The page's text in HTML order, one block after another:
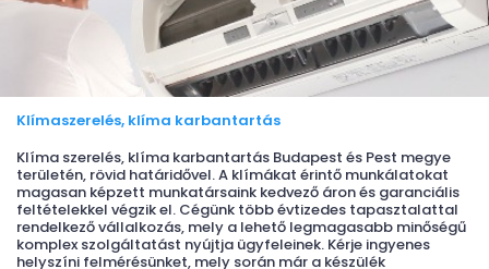
Klímaszerelés, klíma karbantartás
Klíma szerelés, klíma karbantartás Budapest és Pest megye
területén, rövid határidővel. A klímákat érintő munkálatokat
magasan képzett munkatársaink kedvező áron és garanciális
feltételekkel végzik el. Cégünk több évtizedes tapasztalattal
rendelkező vállalkozás, mely a lehető legmagasabb minőségű
komplex szolgáltatást nyújtja ügyfeleinek. Kérje ingyenes
helyszíni felmérésünket, mely során már a készülék